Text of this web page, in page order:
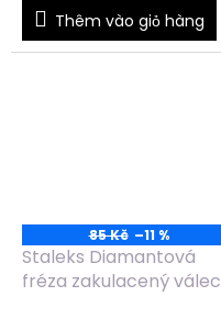
Thêm vào giỏ hàng
85 Kč –11 %
Staleks Diamantová
fréza zakulacený válec